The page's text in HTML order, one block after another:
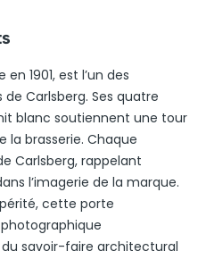
1901, est l’un des
Carlsberg. Ses quatre
blanc soutiennent une tour
la brasserie. Chaque
Carlsberg, rappelant
l’imagerie de la marque.
cette porte
savoir-faire architectural